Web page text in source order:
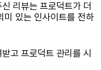
리뷰는 프로덕트가 더
미 있는 인사이트를 전하
고 프로덕트 관리를 시